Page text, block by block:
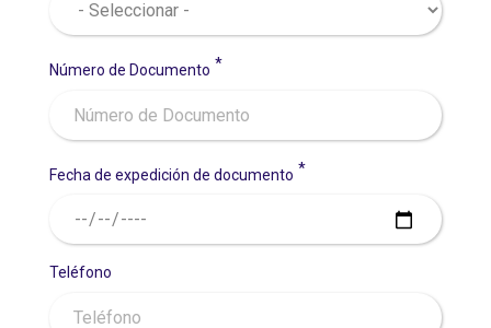
Número de Documento
Fecha de expedición de documento
Teléfono